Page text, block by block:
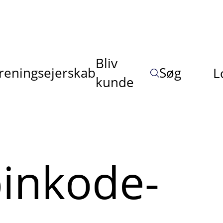
Bliv
kunde
Søg